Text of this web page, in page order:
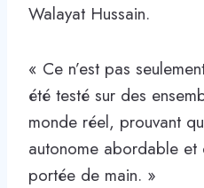
Walayat Hussain.
« Ce n’est pas
été testé sur des
monde réel, prouvant
autonome abordable et
portée de main. »